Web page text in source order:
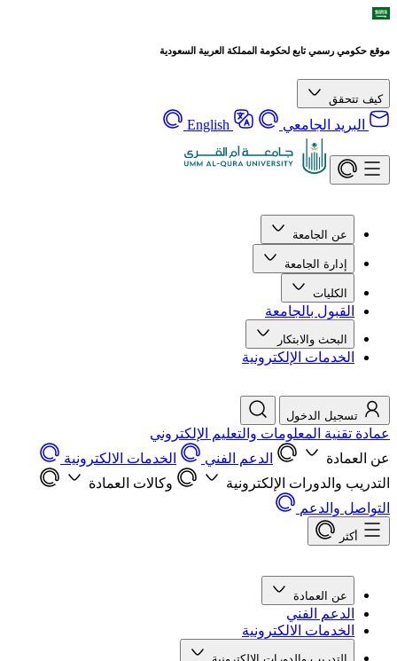
موقع حكومي رسمي تابع لحكومة المملكة العربية السعودية
كيف تتحقق
البريد الجامعي English
عن الجامعة
إدارة الجامعة
الكليات
القبول بالجامعة
البحث والابتكار
الخدمات الإلكترونية
تسجيل الدخول
عمادة تقنية المعلومات والتعليم الإلكتروني
عن العمادة
الدعم الفني
الخدمات الالكترونية
التدريب والدورات الإلكترونية
وكالات العمادة
التواصل والدعم
أكثر
عن العمادة
الدعم الفني
الخدمات الالكترونية